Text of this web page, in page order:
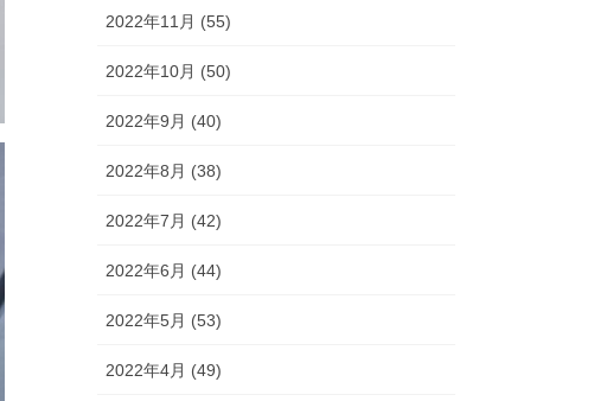
2022年11月 (55)
2022年10月 (50)
2022年9月 (40)
2022年8月 (38)
2022年7月 (42)
2022年6月 (44)
2022年5月 (53)
2022年4月 (49)